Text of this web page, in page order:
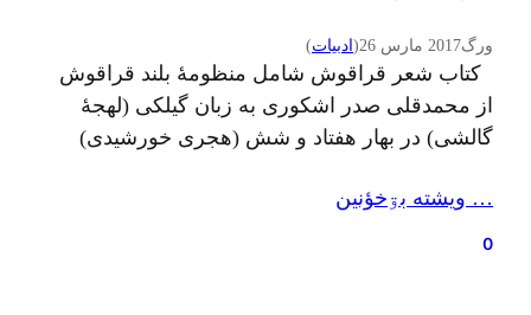
ورگ2017 مارس 26 ( ادبيات)
کتاب شعر قراقوش شامل منظومهٔ بلند قراقوش
از محمدقلى صدر اشکوری به زبان گیلکی (لهجهٔ
گالشى) در بهار هفتاد و شش (هجرى خورشيدى)
لنگرودی است. شما می‌توانید این کتاب را از اینجا
دانلود کنید.
… ويشته بۊخؤنين
0